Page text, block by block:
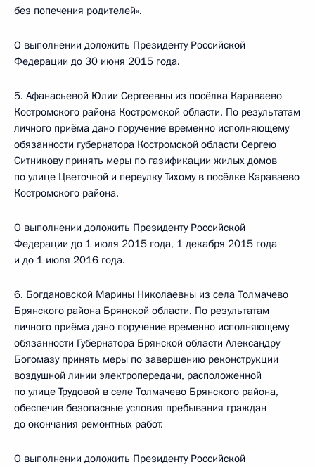
без попечения родителей».
О выполнении доложить Президенту Российской
Федерации до 30 июня 2015 года.
5. Афанасьевой Юлии Сергеевны из посёлка Караваево
Костромского района Костромской области. По результатам
личного приёма дано поручение временно исполняющему
обязанности губернатора Костромской области Сергею
Ситникову принять меры по газификации жилых домов
по улице Цветочной и переулку Тихому в посёлке Караваево
Костромского района.
О выполнении доложить Президенту Российской
Федерации до 1 июля 2015 года, 1 декабря 2015 года
и до 1 июля 2016 года.
6. Богдановской Марины Николаевны из села Толмачево
Брянского района Брянской области. По результатам
личного приёма дано поручение временно исполняющему
обязанности Губернатора Брянской области Александру
Богомазу принять меры по завершению реконструкции
воздушной линии электропередачи, расположенной
по улице Трудовой в селе Толмачево Брянского района,
обеспечив безопасные условия пребывания граждан
до окончания ремонтных работ.
О выполнении доложить Президенту Российской